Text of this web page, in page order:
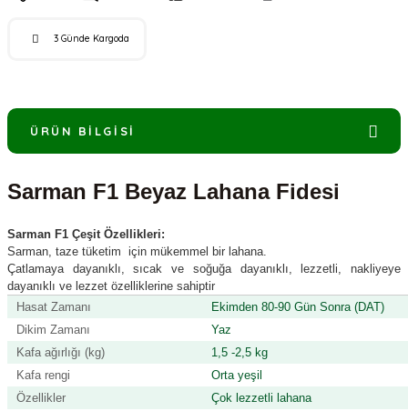
3 Günde Kargoda
ÜRÜN BILGISI
Sarman F1 Beyaz Lahana Fidesi
Sarman F1 Çeşit Özellikleri:
Sarman, taze tüketim için mükemmel bir lahana.
Çatlamaya dayanıklı, sıcak ve soğuğa dayanıklı, lezzetli, nakliyeye
dayanıklı ve lezzet özelliklerine sahiptir
Hasat Zamanı
Ekimden 80-90 Gün Sonra (DAT)
Dikim Zamanı
Yaz
Kafa ağırlığı (kg)
1,5 -2,5 kg
Kafa rengi
Orta yeşil
Özellikler
Çok lezzetli lahana